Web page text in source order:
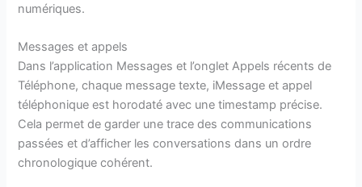
numériques.
Messages et appels
Dans l’application Messages et l’onglet Appels récents de
Téléphone, chaque message texte, iMessage et appel
téléphonique est horodaté avec une timestamp précise.
Cela permet de garder une trace des communications
passées et d’afficher les conversations dans un ordre
chronologique cohérent.